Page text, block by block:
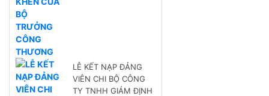
LỄ KẾT NẠP ĐẢNG
VIÊN CHI BỘ CÔNG
TY TNHH GIÁM ĐỊNH